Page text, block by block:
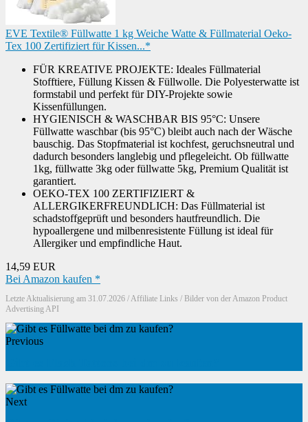
EVE Textile® Füllwatte 1 kg Weiche Watte & Füllmaterial Oeko-
Tex 100 Zertifiziert für Kissen...*
FÜR KREATIVE PROJEKTE: Ideales Füllmaterial
Stofftiere, Füllung Kissen & Füllwolle. Die Polyesterwatte ist
formstabil und perfekt für DIY-Projekte sowie
Kissenfüllungen.
HYGIENISCH & WASCHBAR BIS 95°C: Unsere
Füllwatte waschbar (bis 95°C) bleibt auch nach der Wäsche
bauschig. Das Stopfmaterial ist kochfest, geruchsneutral und
dadurch besonders langlebig und pflegeleicht. Ob füllwatte
1kg, füllwatte 3kg oder füllwatte 5kg, Premium Qualität ist
garantiert.
OEKO-TEX 100 ZERTIFIZIERT &
ALLERGIKERFREUNDLICH: Das Füllmaterial ist
schadstoffgeprüft und besonders hautfreundlich. Die
hypoallergene und milbenresistente Füllung ist ideal für
Allergiker und empfindliche Haut.
14,59 EUR
Bei Amazon kaufen *
Letzte Aktualisierung am 31.07.2026 / Affiliate Links / Bilder von der Amazon Product
Advertising API
Previous
Next